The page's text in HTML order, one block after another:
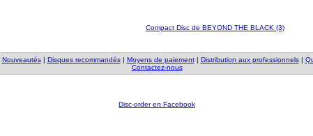
Compact Disc de BEYOND THE BLACK (3)
Nouveautés| Disques recommandés| Moyens de paiement| Distribution aux professionnels|
Contactez-nous
Disc-order en Facebook